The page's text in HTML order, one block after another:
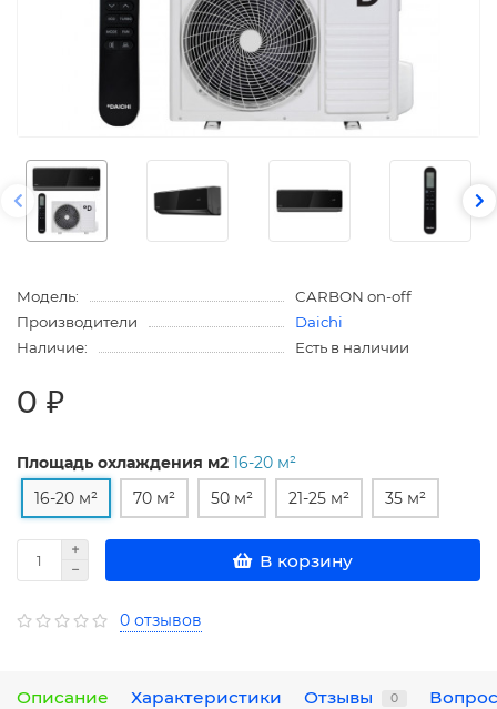
Модель:
CARBON on-off
Производители
Daichi
Наличие:
Есть в наличии
0 ₽
Площадь охлаждения м2 16-20 м²
16-20 м²
70 м² 50 м² 21-25 м² 35 м²
В корзину
0 отзывов
Описание Характеристики Отзывы 0